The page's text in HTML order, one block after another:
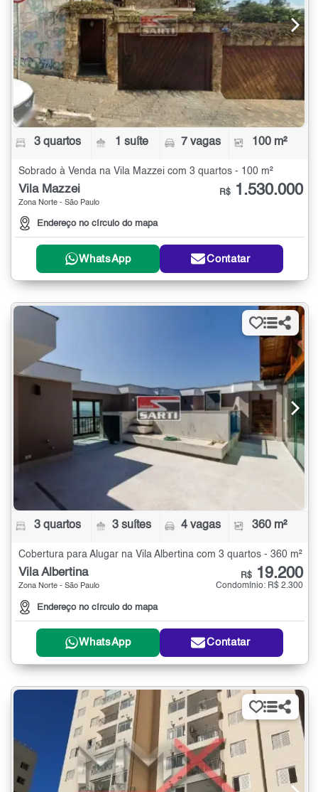
3 quartos 1 suíte 7 vagas 100 m²
Sobrado à Venda na Vila Mazzei com 3 quartos - 100 m²
Vila Mazzei
Zona Norte - São Paulo
Endereço no círculo do mapa
R$ 1.530.000
WhatsApp Contatar
3 quartos 3 suítes 4 vagas 360 m²
Cobertura para Alugar na Vila Albertina com 3 quartos - 360 m²
Vila Albertina
Zona Norte - São Paulo
Endereço no círculo do mapa
R$ 19.200
Condomínio: R$ 2.300
WhatsApp Contatar